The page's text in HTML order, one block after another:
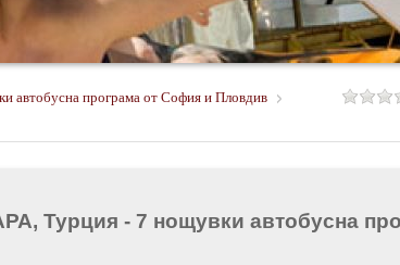
автобусна програма от София и Пловдив
Турция - 7 нощувки автобусна